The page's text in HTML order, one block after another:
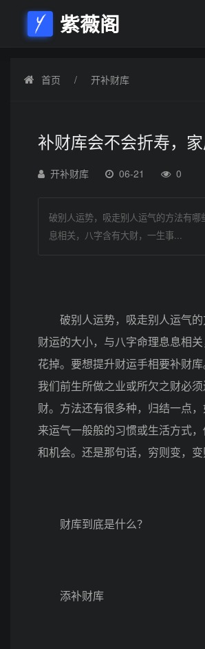
紫薇阁
首页 开补财库
补财库会不会折寿，
开补财库 06-21 0
破别人运势，吸走别人运气的方法有
息相关，八字含有大财，一生事...
破别人运势，吸走别人运气的
财运的大小，与八字命理息息相
花掉。要想提升财运手相要补财
我们前生所做之业或所欠之财必
财。方法还有很多种，归结一点
来运气一般般的习惯或生活方式
和机会。还是那句话，穷则变，
财库到底是什么？
添补财库